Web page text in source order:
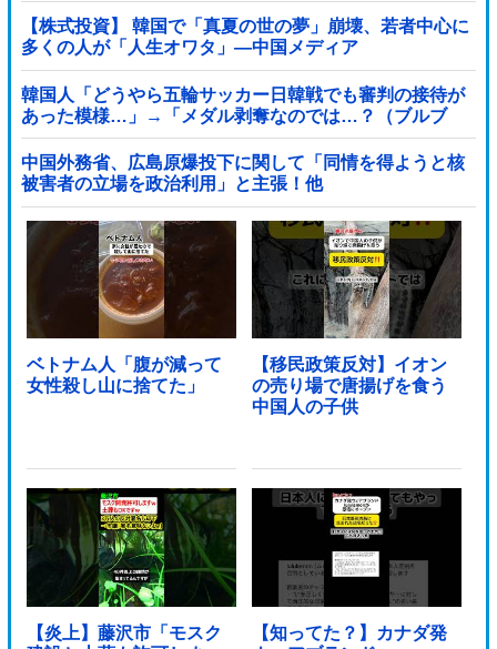
【株式投資】 韓国で「真夏の世の夢」崩壊、若者中心に
多くの人が「人生オワタ」―中国メディア
韓国人「どうやら五輪サッカー日韓戦でも審判の接待が
あった模様…」→「メダル剥奪なのでは…？（ブルブ
ル」＝韓国の反応
中国外務省、広島原爆投下に関して「同情を得ようと核
被害者の立場を政治利用」と主張！他
ベトナム人「腹が減って
女性殺し山に捨てた」
【移民政策反対】イオン
の売り場で唐揚げを食う
中国人の子供
【炎上】藤沢市「モスク
【知ってた？】カナダ発